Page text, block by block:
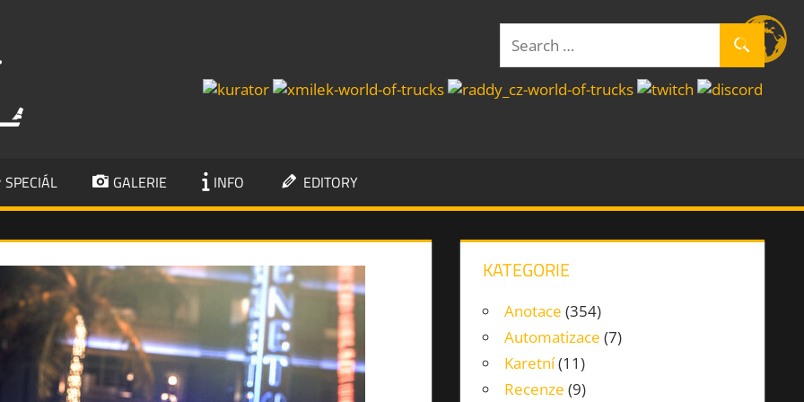
Search
SPECIÁL GALERIE INFO EDITORY
KATEGORIE
Anotace (354)
Automatizace (7)
Karetní(11)
Recenze (9)